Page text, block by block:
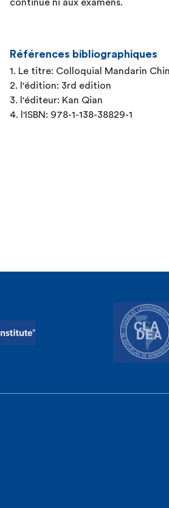
continue ni aux examens.
Références bibliographiques
1. Le titre: Colloquial Mandarin
2. l'édition: 3rd edition
3. l'éditeur: Kan Qian
4. l'ISBN: 978-1-138-38829-1